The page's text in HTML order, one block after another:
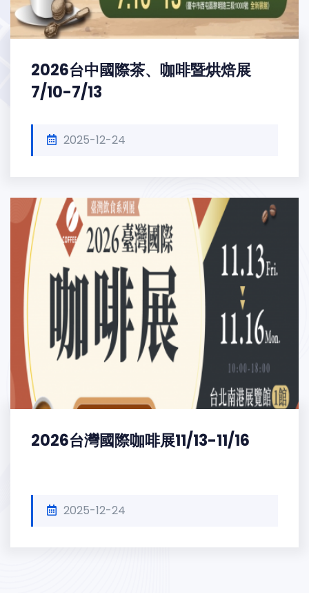
2026台中國際茶、咖啡暨烘焙展
7/10-7/13
2025-12-24
2026台灣國際咖啡展11/13-11/16
2025-12-24